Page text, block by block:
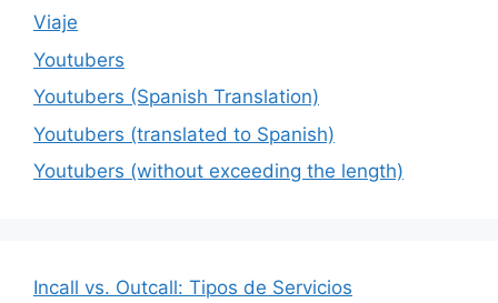
Viaje
Youtubers
Youtubers (Spanish Translation)
Youtubers (translated to Spanish)
Youtubers (without exceeding the length)
Incall vs. Outcall: Tipos de Servicios